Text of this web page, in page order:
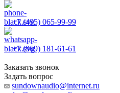
+7 (495) 065-99-99
+7 (969) 181-61-61
Заказать звонок
Задать вопрос
sundownaudio@internet.ru